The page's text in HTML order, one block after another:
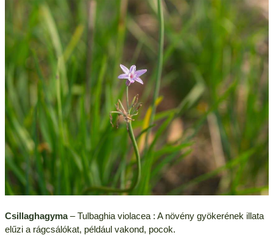
Csillaghagyma– Tulbaghia violacea : A növény gyökerének illata
elűzi a rágcsálókat, például vakond, pocok.